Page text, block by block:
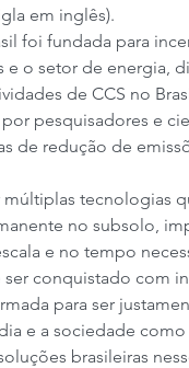
em inglês).
foi fundada para
o setor de energia,
de CCS no
pesquisadores e
de redução de
tecnologias
no subsolo,
e no tempo
conquistado com
para ser
e a sociedade
brasileiras